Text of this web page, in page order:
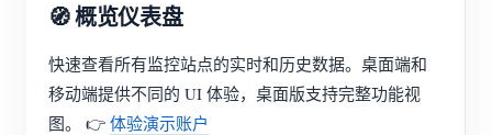
🧭 概览仪表盘
快速查看所有监控站点的实时和历史数据。桌面端和
移动端提供不同的 UI 体验，桌面版支持完整功能视
图。 👉 体验演示账户